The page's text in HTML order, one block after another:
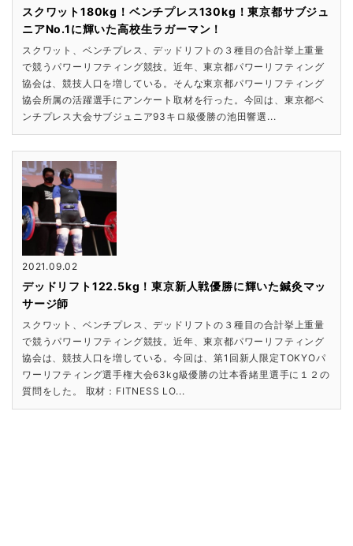
スクワット180kg！ベンチプレス130kg！東京都サブジュ
ニアNo.1に輝いた高校生ラガーマン！
スクワット、ベンチプレス、デッドリフトの３種目の合計挙上重量
で競うパワーリフティング競技。近年、東京都パワーリフティング
協会は、競技人口を増している。そんな東京都パワーリフティング
協会所属の活躍選手にアンケート取材を行った。今回は、東京都ベ
ンチプレス大会サブジュニア93キロ級優勝の池田響選...
2021.09.02
デッドリフト122.5kg！東京新人戦優勝に輝いた鍼灸マッ
サージ師
スクワット、ベンチプレス、デッドリフトの３種目の合計挙上重量
で競うパワーリフティング競技。近年、東京都パワーリフティング
協会は、競技人口を増している。今回は、第1回新人限定TOKYOパ
ワーリフティング選手権大会63kg級優勝の辻本香緒里選手に１２の
質問をした。 取材：FITNESS LO...